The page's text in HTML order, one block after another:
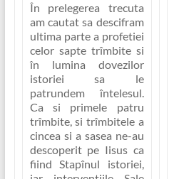
În prelegerea trecuta
am cautat sa descifram
ultima parte a profetiei
celor sapte trîmbite si
în lumina dovezilor
istoriei sa le
patrundem întelesul.
Ca si primele patru
trîmbite, si trîmbitele a
cincea si a sasea ne-au
descoperit pe Iisus ca
fiind Stapînul istoriei,